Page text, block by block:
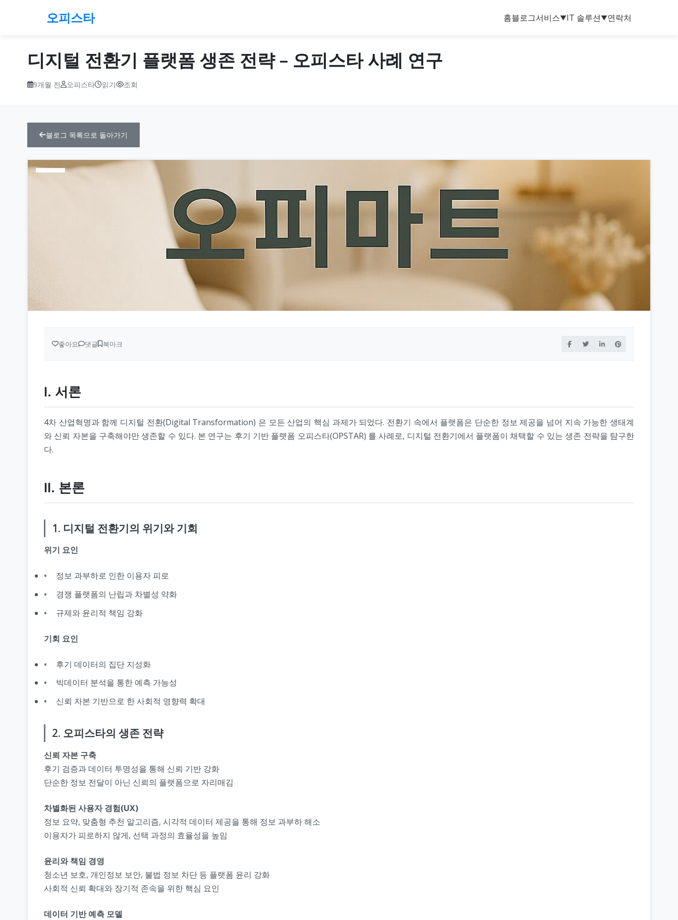
오피스타 홈블로그서비스▼IT 솔루션▼연락처
디지털 전환기 플랫폼 생존 전략 – 오피스타 사례 연구
9개월 전 오피스타 읽기 조회
블로그 목록으로 돌아가기
좋아요 댓글 북마크
Ⅰ. 서론
4차 산업혁명과 함께 디지털 전환(Digital Transformation) 은 모든 산업의 핵심 과제가 되었다. 전환기 속에서 플랫폼은 단순한 정보 제공을 넘어 지속 가능한 생태계
와 신뢰 자본을 구축해야만 생존할 수 있다. 본 연구는 후기 기반 플랫폼 오피스타(OPSTAR) 를 사례로, 디지털 전환기에서 플랫폼이 채택할 수 있는 생존 전략을 탐구한
다.
Ⅱ. 본론
1. 디지털 전환기의 위기와 기회
위기 요인
정보 과부하로 인한 이용자 피로
경쟁 플랫폼의 난립과 차별성 약화
규제와 윤리적 책임 강화
기회 요인
후기 데이터의 집단 지성화
빅데이터 분석을 통한 예측 가능성
신뢰 자본 기반으로 한 사회적 영향력 확대
2. 오피스타의 생존 전략
신뢰 자본 구축
후기 검증과 데이터 투명성을 통해 신뢰 기반 강화
단순한 정보 전달이 아닌 신뢰의 플랫폼으로 자리매김
차별화된 사용자 경험(UX)
정보 요약, 맞춤형 추천 알고리즘, 시각적 데이터 제공을 통해 정보 과부하 해소
이용자가 피로하지 않게, 선택 과정의 효율성을 높임
윤리와 책임 경영
청소년 보호, 개인정보 보안, 불법 정보 차단 등 플랫폼 윤리 강화
사회적 신뢰 확대와 장기적 존속을 위한 핵심 요인
데이터 기반 예측 모델